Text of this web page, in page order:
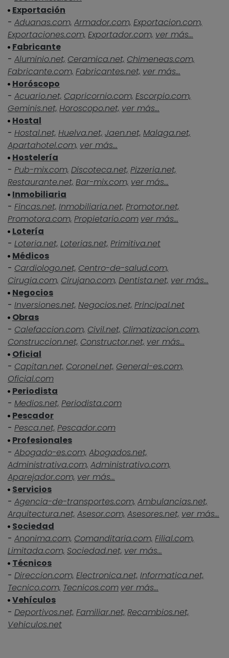
Exportación
- Aduanas.com, Armador.com, Exportacion.com,
Exportaciones.com, Exportador.com, ver más...
Fabricante
- Aluminio.net, Ceramica.net, Chimeneas.com,
Fabricante.com, Fabricantes.net, ver más...
Horóscopo
- Acuario.net, Capricornio.com, Escorpio.com,
Geminis.net, Horoscopo.net, ver más...
Hostal
- Hostal.net, Huelva.net, Jaen.net, Malaga.net,
Apartahotel.com, ver más...
Hostelería
- Pub-mix.com, Discoteca.net, Pizzeria.net,
Restaurante.net, Bar-mix.com, ver más...
Inmobiliaria
- Fincas.net, Inmobiliaria.net, Promotor.net,
Promotora.com, Propietario.com ver más...
Lotería
- Loteria.net, Loterias.net, Primitiva.net
Médicos
- Cardiologo.net, Centro-de-salud.com,
Cirugia.com, Cirujano.com, Dentista.net, ver más...
Negocios
- Inversiones.net, Negocios.net, Principal.net
Obras
- Calefaccion.com, Civil.net, Climatizacion.com,
Construccion.net, Constructor.net, ver más...
Oficial
- Capitan.net, Coronel.net, General-es.com,
Oficial.com
Periodista
- Medios.net, Periodista.com
Pescador
- Pesca.net, Pescador.com
Profesionales
- Abogado-es.com, Abogados.net,
Administrativa.com, Administrativo.com,
Aparejador.com, ver más...
Servicios
- Agencia-de-transportes.com, Ambulancias.net,
Arquitectura.net, Asesor.com, Asesores.net, ver más...
Sociedad
- Anonima.com, Comanditaria.com, Filial.com,
Limitada.com, Sociedad.net, ver más...
Técnicos
- Direccion.com, Electronica.net, Informatica.net,
Tecnico.com, Tecnicos.com ver más...
Vehículos
- Deportivos.net, Familiar.net, Recambios.net,
Vehiculos.net